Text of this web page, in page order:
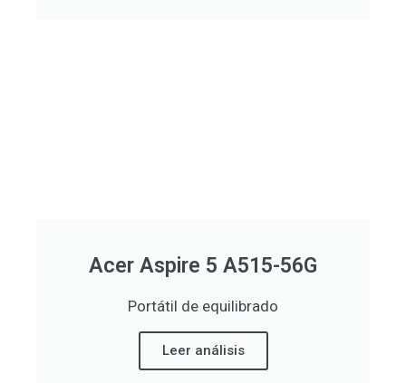
Acer Aspire 5 A515-56G
Portátil de equilibrado
Leer análisis